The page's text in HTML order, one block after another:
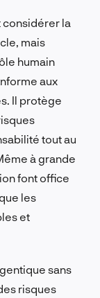
considérer la
mais
humain
aux
Il protège
tout au
à grande
font office
les
et
sans
risques